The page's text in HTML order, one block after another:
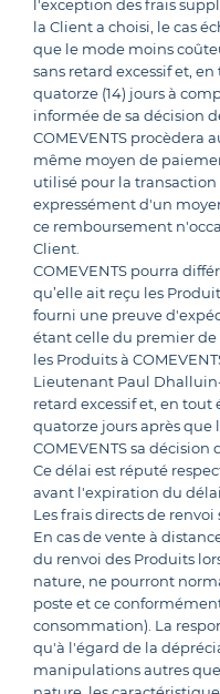
l'exception des frais
la Client a choisi, le cas
que le mode moins
sans retard excessif et,
quatorze (14) jours à
informée de sa décision
COMEVENTS procèdera
même moyen de
utilisé pour la
expressément d'un
ce remboursement
Client.
COMEVENTS pourra
qu’elle ait reçu les
fourni une preuve
étant celle du premier de
les Produits à
Lieutenant Paul
retard excessif et, en tout
quatorze jours après
COMEVENTS sa
Ce délai est réputé
avant l'expiration du
Les frais directs de
En cas de vente à
du renvoi des Produits
nature, ne pourront
poste et ce
consommation). La
qu'à l'égard de la
manipulations autres